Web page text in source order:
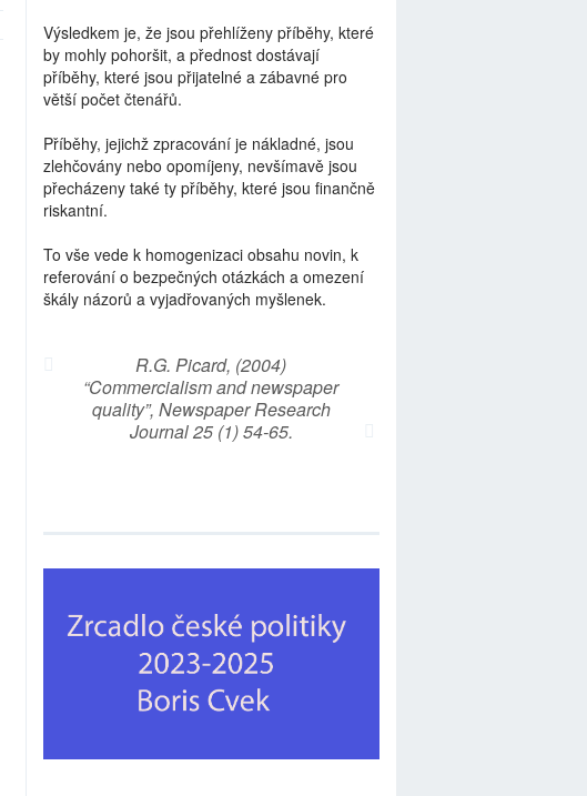
Výsledkem je, že jsou přehlíženy příběhy, které
by mohly pohoršit, a přednost dostávají
příběhy, které jsou přijatelné a zábavné pro
větší počet čtenářů.
Příběhy, jejichž zpracování je nákladné, jsou
zlehčovány nebo opomíjeny, nevšímavě jsou
přecházeny také ty příběhy, které jsou finančně
riskantní.
To vše vede k homogenizaci obsahu novin, k
referování o bezpečných otázkách a omezení
škály názorů a vyjadřovaných myšlenek.
R.G. Picard, (2004)
“Commercialism and newspaper
quality”, Newspaper Research
Journal 25 (1) 54-65.